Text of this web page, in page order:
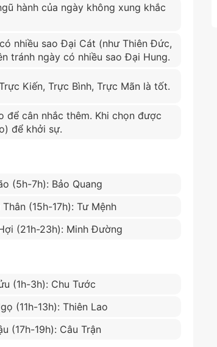
hành của ngày không xung khắc
nhiều sao Đại Cát (như Thiên Đức,
tránh ngày có nhiều sao Đại Hung.
Kiến, Trực Bình, Trực Mãn là tốt.
để cân nhắc thêm. Khi chọn được
để khởi sự.
(5h-7h): Bảo Quang
Thân (15h-17h): Tư Mệnh
(21h-23h): Minh Đường
(1h-3h): Chu Tước
(11h-13h): Thiên Lao
(17h-19h): Câu Trận